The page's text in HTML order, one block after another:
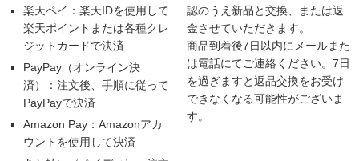
楽天ペイ：楽天IDを使用して
楽天ポイントまたは各種クレ
ジットカードで決済
PayPay（オンライン決
済）：注文後、手順に従って
PayPayで決済
Amazon Pay：Amazonアカ
ウントを使用して決済
認のうえ新品と交換、または返
金させていただきます。
商品到着後7日以内にメールまた
は電話にてご連絡ください。7日
を過ぎますと返品交換をお受け
できなくなる可能性がございま
す。